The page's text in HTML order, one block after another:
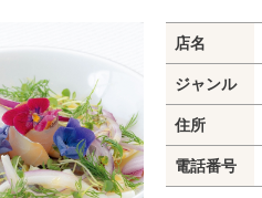
店名
ジャンル
住所
電話番号